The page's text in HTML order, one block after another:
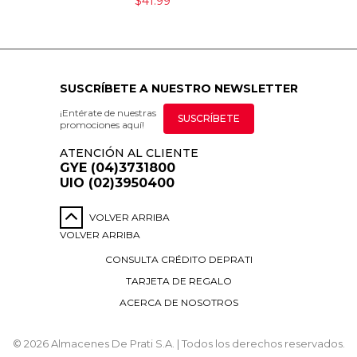
SUSCRÍBETE A NUESTRO NEWSLETTER
¡Entérate de nuestras
promociones aquí!
SUSCRÍBETE
ATENCIÓN AL CLIENTE
GYE (04)3731800
UIO (02)3950400
VOLVER ARRIBA
VOLVER ARRIBA
CONSULTA CRÉDITO DEPRATI
TARJETA DE REGALO
ACERCA DE NOSOTROS
© 2026 Almacenes De Prati S.A. | Todos los derechos reservados.